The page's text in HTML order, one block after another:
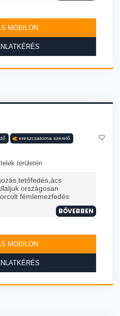
MOBILON
ereszcsatorna szerelő
területén
országosan
fémlemezfedés
BŐVEBBEN
MOBILON